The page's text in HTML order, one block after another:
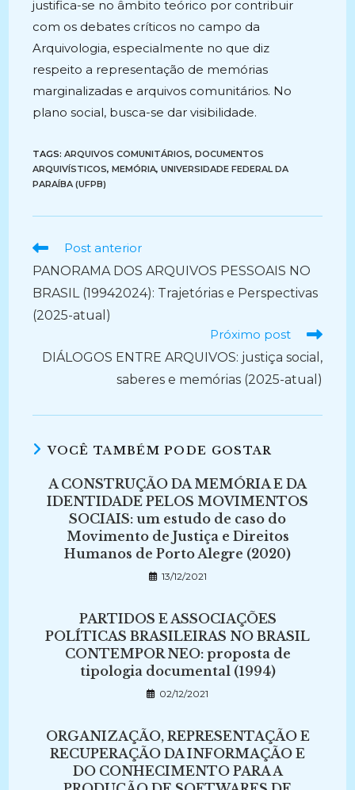
justifica-se no âmbito teórico por contribuir
com os debates críticos no campo da
Arquivologia, especialmente no que diz
respeito a representação de memórias
marginalizadas e arquivos comunitários. No
plano social, busca-se dar visibilidade.
TAGS:ARQUIVOS COMUNITÁRIOS, DOCUMENTOS
ARQUIVÍSTICOS, MEMÓRIA, UNIVERSIDADE FEDERAL DA
PARAÍBA (UFPB)
Ler
artigos
Post anterior
PANORAMA DOS ARQUIVOS PESSOAIS NO
BRASIL (19942024): Trajetórias e Perspectivas
(2025-atual)
Próximo post
DIÁLOGOS ENTRE ARQUIVOS: justiça social,
saberes e memórias (2025-atual)
VOCÊ TAMBÉM PODE GOSTAR
A CONSTRUÇÃO DA MEMÓRIA E DA
IDENTIDADE PELOS MOVIMENTOS
SOCIAIS: um estudo de caso do
Movimento de Justiça e Direitos
Humanos de Porto Alegre (2020)
13/12/2021
PARTIDOS E ASSOCIAÇÕES
POLÍTICAS BRASILEIRAS NO BRASIL
CONTEMPOR NEO: proposta de
tipologia documental (1994)
02/12/2021
ORGANIZAÇÃO, REPRESENTAÇÃO E
RECUPERAÇÃO DA INFORMAÇÃO E
DO CONHECIMENTO PARA A